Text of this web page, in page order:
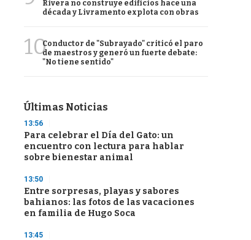
Rivera no construye edificios hace una
década y Livramento explota con obras
10Conductor de "Subrayado" criticó el paro
de maestros y generó un fuerte debate:
"No tiene sentido"
Últimas Noticias
13:56
Para celebrar el Día del Gato: un
encuentro con lectura para hablar
sobre bienestar animal
13:50
Entre sorpresas, playas y sabores
bahianos: las fotos de las vacaciones
en familia de Hugo Soca
13:45